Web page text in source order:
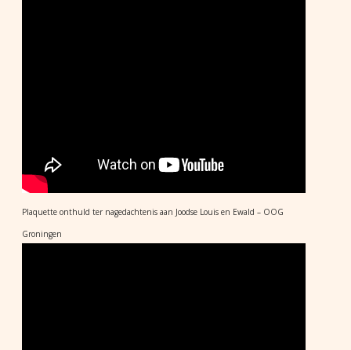
Plaquette onthuld ter nagedachtenis aan Joodse Louis en Ewald – OOG
Groningen